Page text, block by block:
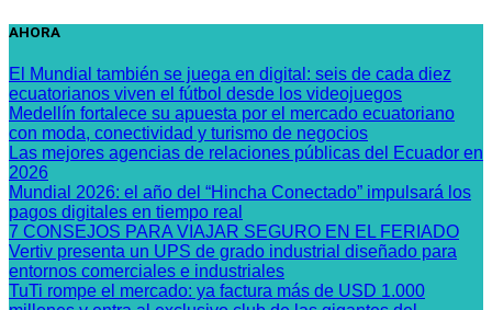
Saltar
contenido
AHORA
El Mundial también se juega en digital: seis de cada diez
ecuatorianos viven el fútbol desde los videojuegos
Medellín fortalece su apuesta por el mercado ecuatoriano
con moda, conectividad y turismo de negocios
Las mejores agencias de relaciones públicas del Ecuador en
2026
Mundial 2026: el año del “Hincha Conectado” impulsará los
pagos digitales en tiempo real
7 CONSEJOS PARA VIAJAR SEGURO EN EL FERIADO
Vertiv presenta un UPS de grado industrial diseñado para
entornos comerciales e industriales
TuTi rompe el mercado: ya factura más de USD 1.000